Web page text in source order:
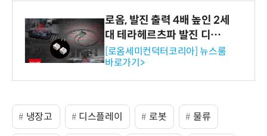
로옴, 발진 출력 4배 높인 2세
대 테라헤르츠파 발진 디바이
스 개발
[로옴세미컨덕터코리아] 뉴스룸
바로가기>
냉장고 디스플레이 로봇 물류